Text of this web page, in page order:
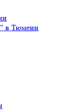
в Тюмени